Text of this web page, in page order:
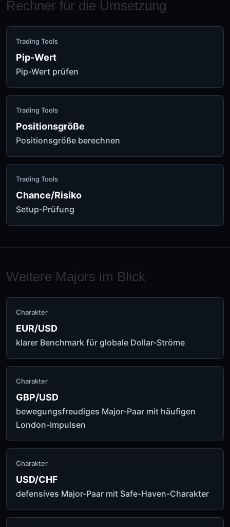
Rechner für die Umsetzung
Trading Tools
Pip-Wert
Pip-Wert prüfen
Trading Tools
Positionsgröße
Positionsgröße berechnen
Trading Tools
Chance/Risiko
Setup-Prüfung
Weitere Majors im Blick
Charakter
EUR/USD
klarer Benchmark für globale Dollar-Ströme
Charakter
GBP/USD
bewegungsfreudiges Major-Paar mit häufigen
London-Impulsen
Charakter
USD/CHF
defensives Major-Paar mit Safe-Haven-Charakter